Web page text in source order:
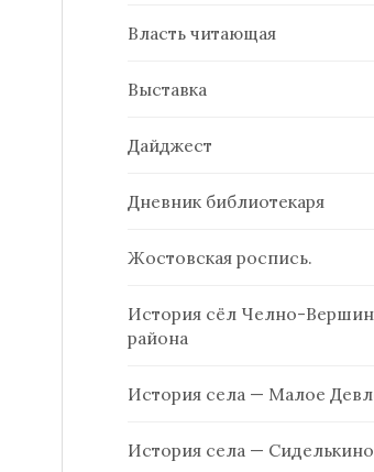
Власть читающая
Выставка
Дайджест
Дневник библиотекаря
Жостовская роспись.
История сёл Челно-
района
История села — Малое
История села — Сиделькино